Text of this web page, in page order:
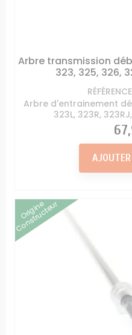
Arbre transmission
323, 325, 326,
Arbre d'entrainement
323L, 323R,
Prix
Origine
Constructeur